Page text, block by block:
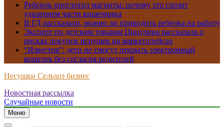
Ребенок проглотил магниты: почему это грозит
удалением части кишечника
В ГД рассказали, можно ли приводить ребенка на работу
Эксперт по детским товарам Цицулина рассказала о
рисках покупок игрушек на маркетплейсах
“Известия”: дети не смогут открыть электронный
кошелек без согласия родителей
Несушки Сельхоз бизнес
Новостная рассылка
Случайные новости
Меню